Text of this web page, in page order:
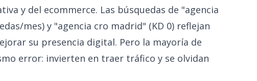
y del ecommerce. Las búsquedas de "agencia
mes) y "agencia cro madrid" (KD 0) reflejan
su presencia digital. Pero la mayoría de
error: invierten en traer tráfico y se olvidan